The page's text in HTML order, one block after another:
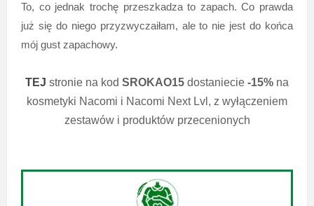
To, co jednak trochę przeszkadza to zapach. Co prawda
już się do niego przyzwyczaiłam, ale to nie jest do końca
mój gust zapachowy.
TEJ stronie na kod SROKAO15 dostaniecie -15% na
kosmetyki Nacomi i Nacomi Next Lvl, z wyłączeniem
zestawów i produktów przecenionych